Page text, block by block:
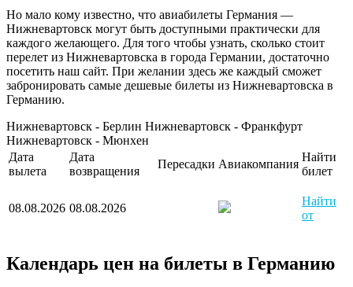
Но мало кому известно, что авиабилеты Германия —
Нижневартовск могут быть доступными практически для
каждого желающего. Для того чтобы узнать, сколько стоит
перелет из Нижневартовска в города Германии, достаточно
посетить наш сайт. При желании здесь же каждый сможет
забронировать самые дешевые билеты из Нижневартовска в
Германию.
Нижневартовск - Берлин Нижневартовск - Франкфурт
Нижневартовск - Мюнхен
Дата
вылета
Дата
возвращения
Пересадки Авиакомпания
Найти
билет
08.08.2026 08.08.2026
Найти
от
Календарь цен на билеты в Германию